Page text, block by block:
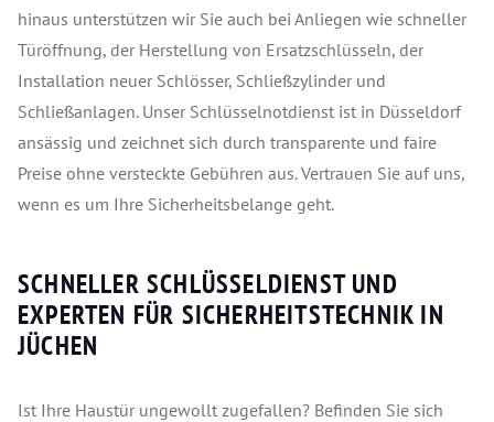
hinaus unterstützen wir Sie auch bei Anliegen wie schneller
Türöffnung, der Herstellung von Ersatzschlüsseln, der
Installation neuer Schlösser, Schließzylinder und
Schließanlagen. Unser Schlüsselnotdienst ist in Düsseldorf
ansässig und zeichnet sich durch transparente und faire
Preise ohne versteckte Gebühren aus. Vertrauen Sie auf uns,
wenn es um Ihre Sicherheitsbelange geht.
SCHNELLER SCHLÜSSELDIENST UND
EXPERTEN FÜR SICHERHEITSTECHNIK IN
JÜCHEN
Ist Ihre Haustür ungewollt zugefallen? Befinden Sie sich